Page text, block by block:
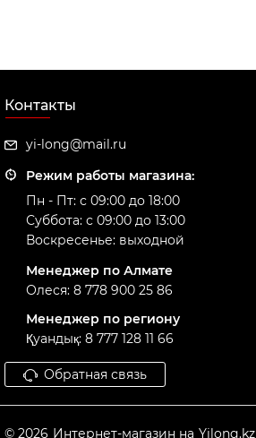
Контакты
yi-long@mail.ru
Режим работы магазина:
Пн - Пт: с 09:00 до 18:00
Суббота: с 09:00 до 13:00
Воскресенье: выходной
Менеджер по Алмате
Олеся: 8 778 900 25 86
Менеджер по региону
Қуандық: 8 777 128 11 66
Обратная связь
© 2026 Интернет-магазин на Yilong.kz